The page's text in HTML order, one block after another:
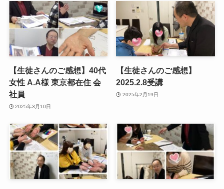
【生徒さんのご感想】40代
女性 A.A様 東京都在住 会
社員
2025年3月10日
【生徒さんのご感想】
2025.2.8受講
2025年2月19日